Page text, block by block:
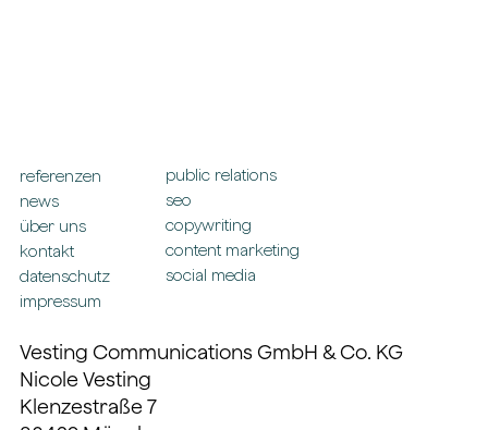
referenzen
news
über uns
kontakt
datenschutz
impressum
public relations
seo
copywriting
content marketing
social media
Vesting Communications GmbH & Co. KG
Nicole Vesting
Klenzestraße 7